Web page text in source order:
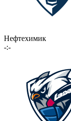
Нефтехимик
-:-